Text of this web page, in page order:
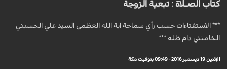
كتاب الصـلاة : تبعية الزوجة
*** الاستفتاءات حسب رأي سماحة اية الله العظمى السيد علي الحسيني
الخامنئي دام ظله ***
الإثنين 19 ديسمبر 2016 - 09:49 بتوقيت مكة